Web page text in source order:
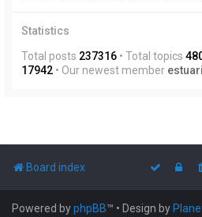
Statistics
Total posts 237316 • Total topics
17942 • Our newest member
Board index
Powered byphpBB™ • Design by